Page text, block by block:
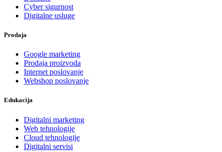
Cyber sigurnost
Digitalne usluge
Prodaja
Google marketing
Prodaja proizvoda
Internet poslovanje
Webshop poslovanje
Edukacija
Digitalni marketing
Web tehnologije
Cloud tehnologije
Digitalni servisi